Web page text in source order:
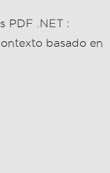
PDF .NET :
basado en